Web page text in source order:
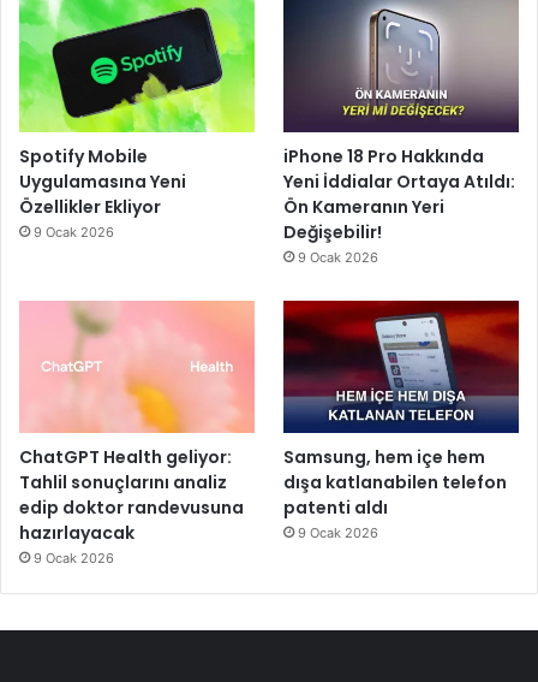
Spotify Mobile
Uygulamasına Yeni
Özellikler Ekliyor
9 Ocak 2026
iPhone 18 Pro Hakkında
Yeni İddialar Ortaya Atıldı:
Ön Kameranın Yeri
Değişebilir!
9 Ocak 2026
ChatGPT Health geliyor:
Tahlil sonuçlarını analiz
edip doktor randevusuna
hazırlayacak
9 Ocak 2026
Samsung, hem içe hem
dışa katlanabilen telefon
patenti aldı
9 Ocak 2026